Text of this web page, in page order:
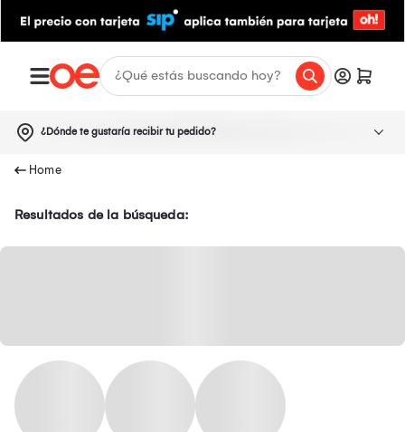
¿Dónde te gustaría recibir tu pedido?
Resultados de la búsqueda: